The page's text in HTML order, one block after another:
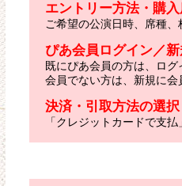
エントリー方法・購
ご希望の公演日時、席種、
ぴあ会員ログイン／
既にぴあ会員の方は、ログ
会員でない方は、新規に会
決済・引取方法の選択
「クレジットカードで支